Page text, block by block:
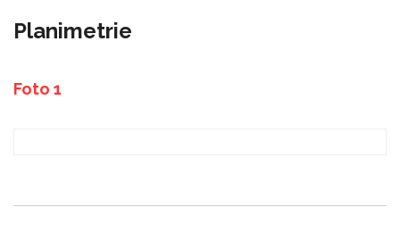
Planimetrie
Foto 1